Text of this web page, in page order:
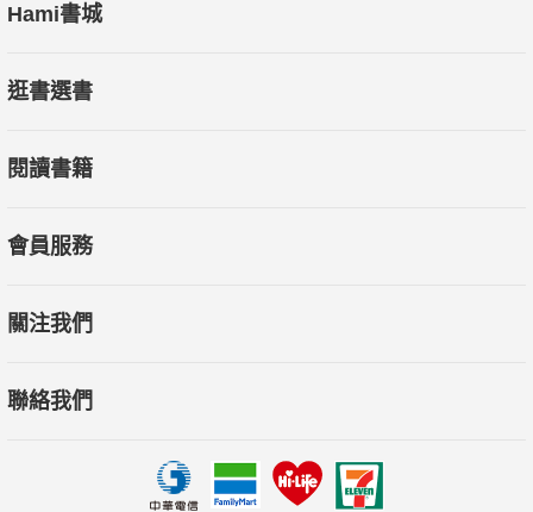
Hami書城
逛書選書
閱讀書籍
會員服務
關注我們
聯絡我們